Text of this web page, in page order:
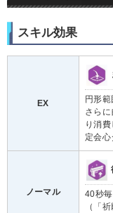
スキル効果
EX
円形
さら
り消
定会
ノーマル
40秒
（「